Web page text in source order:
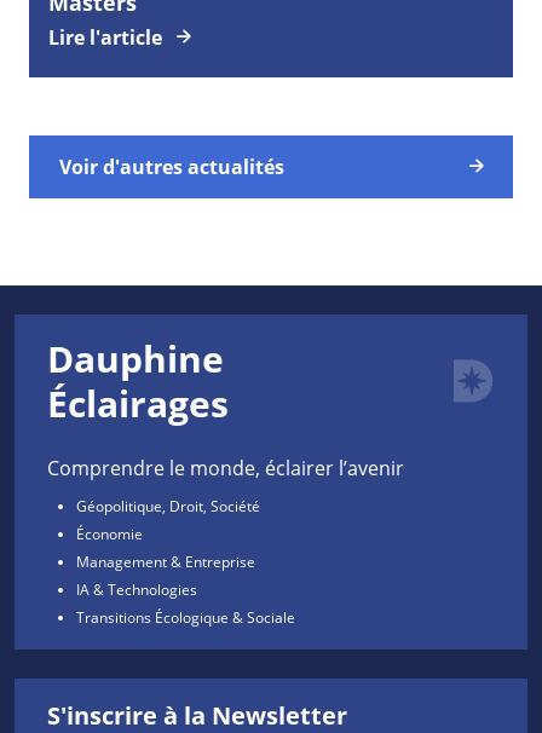
Lire l'article
Voir d'autres actualités
Dauphine
Éclairages
Comprendre le monde, éclairer l’avenir
Géopolitique, Droit, Société
Économie
Management & Entreprise
IA & Technologies
Transitions Écologique & Sociale
S'inscrire à la Newsletter